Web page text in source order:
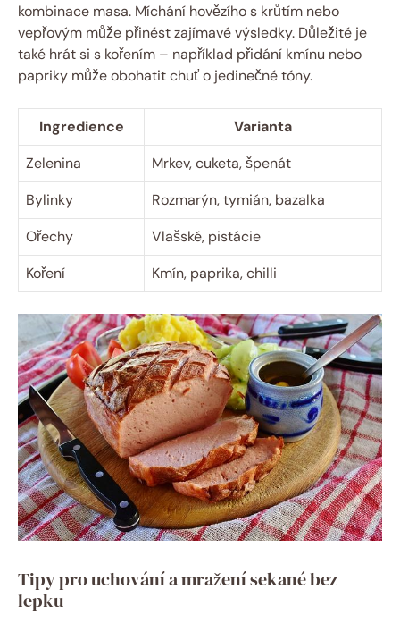
kombinace masa. Míchání hovězího s krůtím nebo
vepřovým může přinést zajímavé výsledky. Důležité je
také hrát si s kořením – například přidání kmínu nebo
papriky může obohatit chuť o jedinečné tóny.
Ingredience
Varianta
Zelenina
Mrkev, cuketa, špenát
Bylinky
Rozmarýn, tymián, bazalka
Ořechy
Vlašské, pistácie
Koření
Kmín, paprika, chilli
Tipy pro uchování a mražení sekané bez
lepku